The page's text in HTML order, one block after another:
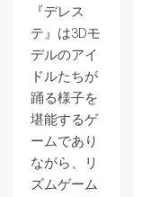
『デレス
テ』は3Dモ
デルのアイ
ドルたちが
踊る様子を
堪能するゲ
ームであり
ながら、リ
ズムゲーム